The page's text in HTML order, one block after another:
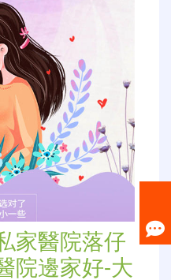
家醫院落仔
院邊家好-大